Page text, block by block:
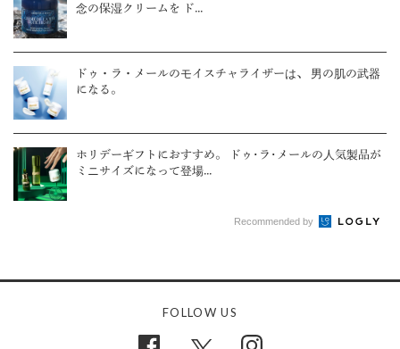
念の保湿クリームを ド...
ドゥ・ラ・メールのモイスチャライザーは、 男の肌の武器
になる。
ホリデーギフトにおすすめ。 ドゥ･ラ･メールの人気製品が
ミニサイズになって登場...
Recommended by
FOLLOW US